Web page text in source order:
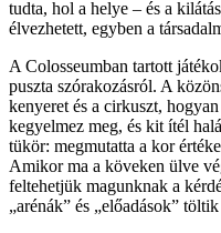
tudta, hol a helye – és a
élvezhetett, egyben a
A Colosseumban tartott
puszta szórakozásról. A
kenyeret és a cirkuszt,
kegyelmez meg, és kit ítél
tükör: megmutatta a kor
Amikor ma a köveken ülve
feltehetjük magunknak a
„arénák” és „előadások”